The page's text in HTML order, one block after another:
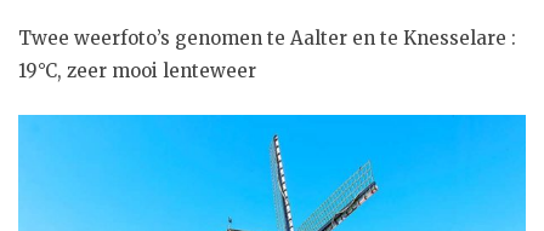
Twee weerfoto’s genomen te Aalter en te Knesselare :
19°C, zeer mooi lenteweer